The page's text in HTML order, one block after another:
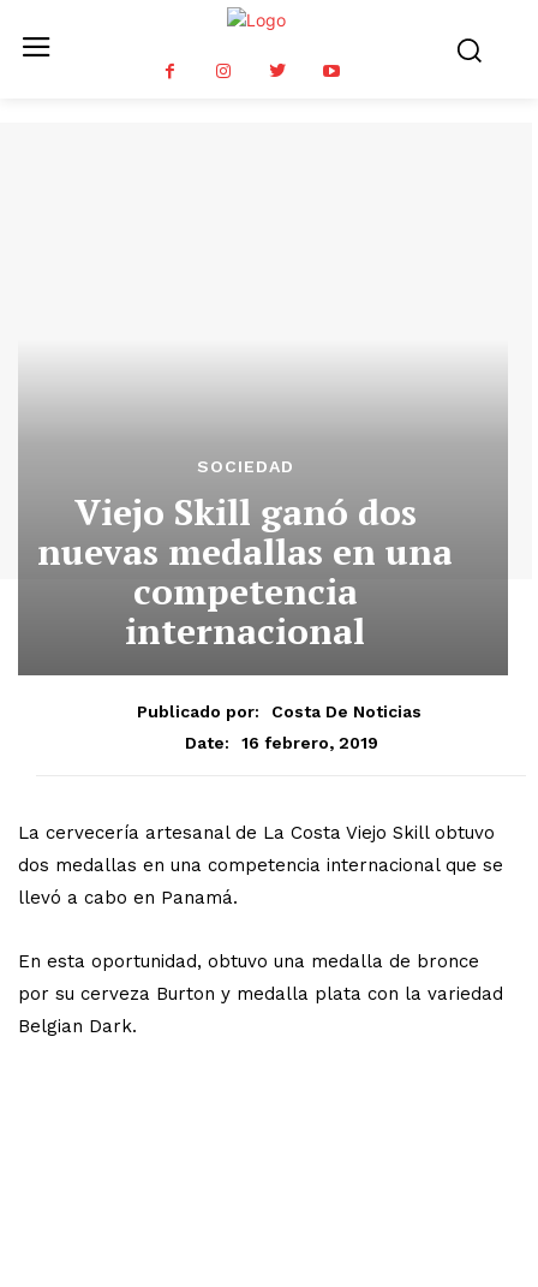
SOCIEDAD
Viejo Skill ganó dos
nuevas medallas en una
competencia
internacional
Publicado por:
Costa De Noticias
Date:
16 febrero, 2019
La cervecería artesanal de La Costa Viejo Skill obtuvo
dos medallas en una competencia internacional que se
llevó a cabo en Panamá.
En esta oportunidad, obtuvo una medalla de bronce
por su cerveza Burton y medalla plata con la variedad
Belgian Dark.